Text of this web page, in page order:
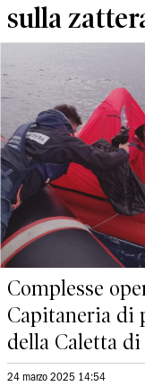
sulla
Complesse
Capitaneria di
della Caletta
24 marzo 2025 14:54